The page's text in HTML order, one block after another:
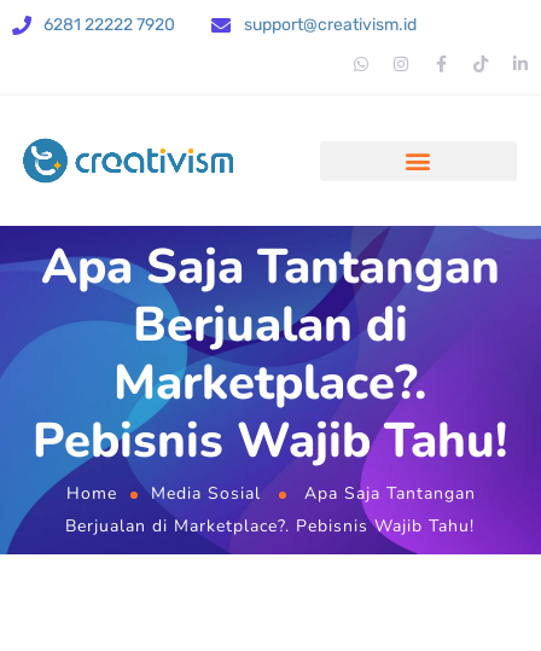
6281 22222 7920 support@creativism.id
Apa Saja Tantangan
Berjualan di
Marketplace?.
Pebisnis Wajib Tahu!
Home Media Sosial
Apa Saja Tantangan
Berjualan di Marketplace?. Pebisnis Wajib Tahu!